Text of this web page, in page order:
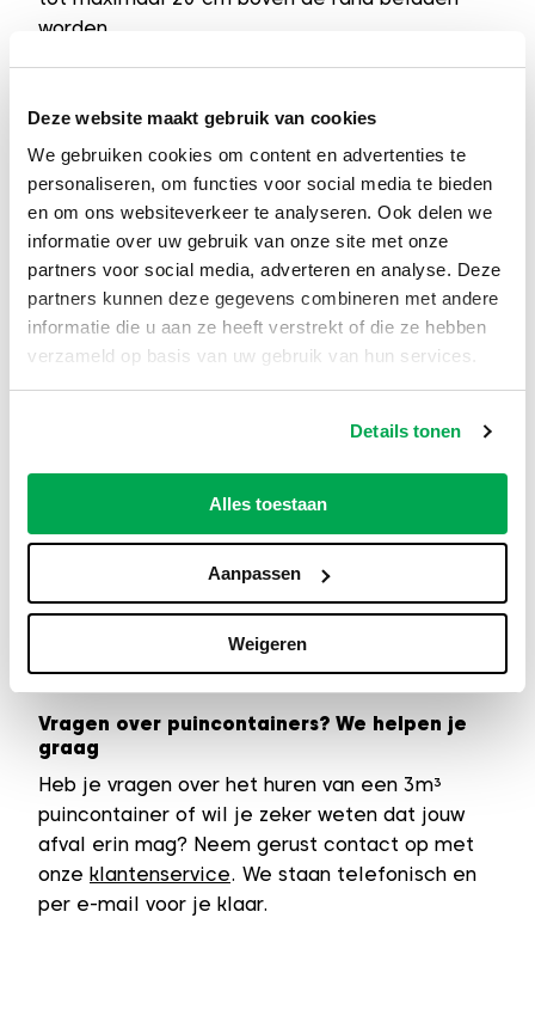
Deze website maakt gebruik van cookies
We gebruiken cookies om content en advertenties te
personaliseren, om functies voor social media te bieden
en om ons websiteverkeer te analyseren. Ook delen we
informatie over uw gebruik van onze site met onze
partners voor social media, adverteren en analyse. Deze
partners kunnen deze gegevens combineren met andere
informatie die u aan ze heeft verstrekt of die ze hebben
verzameld op basis van uw gebruik van hun services.
Details tonen
Alles toestaan
Aanpassen
Weigeren
worden.
puincontainers huren van
, 10m³ of 15m³.
Belangrijke aandachtspunten bij het
plaatsen van de container
Zorg dat er voldoende ruimte is voor het
plaatsen van de container. Wil je de container
op de openbare weg laten plaatsen, zoals in
een parkeervak? Controleer dan vooraf of je
eenvergunningnodig hebt. We adviseren om
dit op tijd te regelen zodat de plaatsing
soepel verloopt.
3m³ puincontainer huren, eenvoudig en snel
Bestel je op een werkdag vóór 12:00 uur, dan
leveren wij de volgende werkdag.
Je mag de container tot 8 weken laten staan
zonder extra kosten. Onze all-in prijs is
inclusief levering, ophalen en verwerking van
het puinafval.
Vragen over puincontainers? We helpen je
graag
Heb je vragen over het huren van een 3m³
puincontainer of wil je zeker weten dat jouw
afval erin mag? Neem gerust contact op met
onze klantenservice. We staan telefonisch en
per e-mail voor je klaar.